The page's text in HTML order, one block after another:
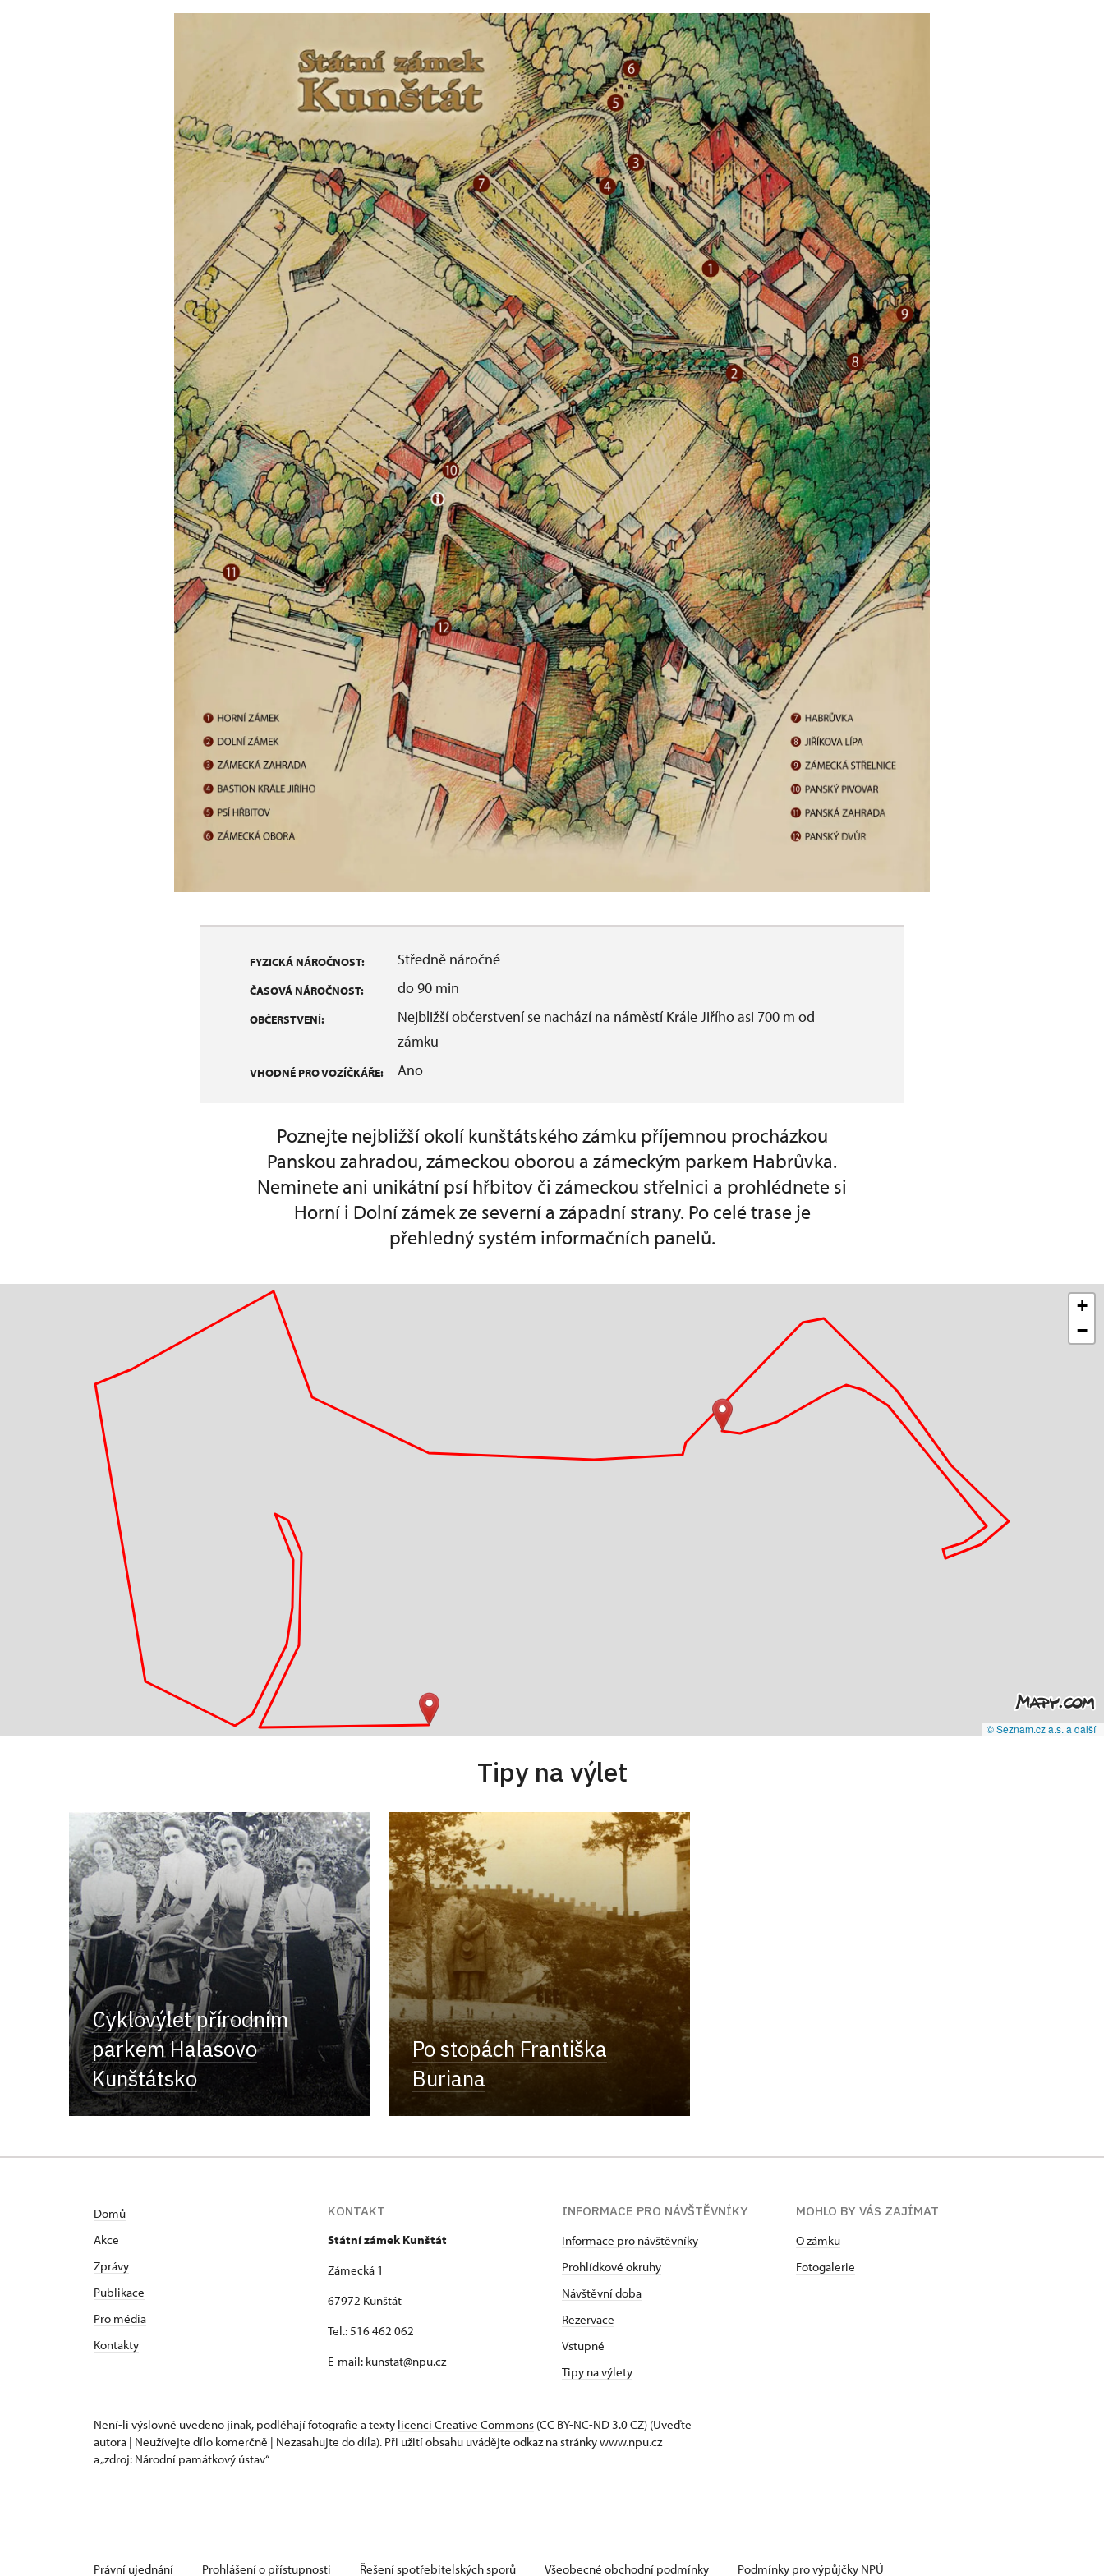
FYZICKÁ NÁROČNOST: Středně náročné
ČASOVÁ NÁROČNOST: do 90 min
OBČERSTVENÍ:
Nejbližší občerstvení se nachází na náměstí Krále Jiřího asi 700 m od
zámku
VHODNÉ PRO VOZÍČKÁŘE: Ano
Poznejte nejbližší okolí kunštátského zámku příjemnou procházkou
Panskou zahradou, zámeckou oborou a zámeckým parkem Habrůvka.
Neminete ani unikátní psí hřbitov či zámeckou střelnici a prohlédnete si
Horní i Dolní zámek ze severní a západní strany. Po celé trase je
přehledný systém informačních panelů.
+
−
© Seznam.cz a.s. a další
Tipy na výlet
Cyklovýlet přírodním
parkem Halasovo
Kunštátsko
Po stopách Františka
Buriana
Domů
Akce
Zprávy
Publikace
Pro média
Kontakty
KONTAKT
Státní zámek Kunštát
Zámecká 1
67972 Kunštát
Tel.: 516 462 062
E-mail: kunstat@npu.cz
INFORMACE PRO NÁVŠTĚVNÍKY
Informace pro návštěvníky
Prohlídkové okruhy
Návštěvní doba
Rezervace
Vstupné
Tipy na výlety
MOHLO BY VÁS ZAJÍMAT
O zámku
Fotogalerie
Není-li výslovně uvedeno jinak, podléhají fotografie a texty licenci Creative Commons (CC BY-NC-ND 3.0 CZ) (Uveďte
autora | Neužívejte dílo komerčně | Nezasahujte do díla). Při užití obsahu uvádějte odkaz na stránky www.npu.cz
a „zdroj: Národní památkový ústav“
Právní ujednání Prohlášení o přístupnosti Řešení spotřebitelských sporů Všeobecné obchodní podmínky Podmínky pro výpůjčky NPÚ